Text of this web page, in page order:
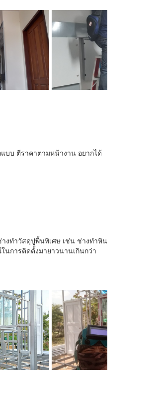
บบ ตีราคาตามหน้างาน อยากได้
งทำวัสดุปูพื้นพิเศษ เช่น ช่างทำหิน
การติดตั้งมายาวนานเกินกว่า